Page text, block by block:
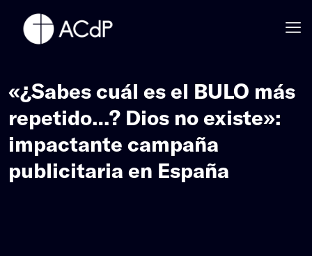
«¿Sabes cuál es el BULO más
repetido…? Dios no existe»:
impactante campaña
publicitaria en España